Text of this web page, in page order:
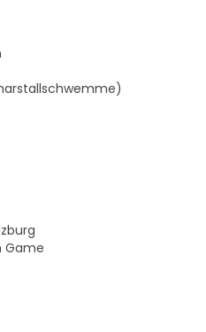
data conhecem. Perfeito
urbanos.
as paragens estão espaçadas
metros de distância, e
minutos a ser concluído. O
Casa de Karajan, pelo
pelo local de nascimento e
cada local, resolverás um
para o capítulo seguinte.
utilizando a aplicação
haverá guias físicos ou
percurso completo cobre
cerca de 1:45h a ser
dia, a qualquer hora.
Game